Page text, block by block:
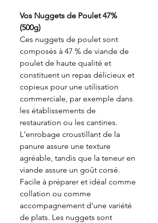
Vos Nuggets de Poulet 47%
(500g)
Ces nuggets de poulet sont
composés à 47 % de viande de
poulet de haute qualité et
constituent un repas délicieux et
copieux pour une utilisation
commerciale, par exemple dans
les établissements de
restauration ou les cantines.
L'enrobage croustillant de la
panure assure une texture
agréable, tandis que la teneur en
viande assure un goût corsé.
Facile à préparer et idéal comme
collation ou comme
accompagnement d'une variété
de plats. Les nuggets sont